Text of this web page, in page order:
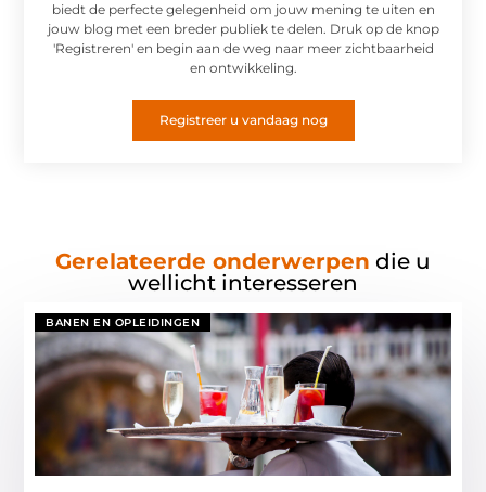
biedt de perfecte gelegenheid om jouw mening te uiten en
jouw blog met een breder publiek te delen. Druk op de knop
'Registreren' en begin aan de weg naar meer zichtbaarheid
en ontwikkeling.
Registreer u vandaag nog
Gerelateerde onderwerpen die u
wellicht interesseren
BANEN EN OPLEIDINGEN